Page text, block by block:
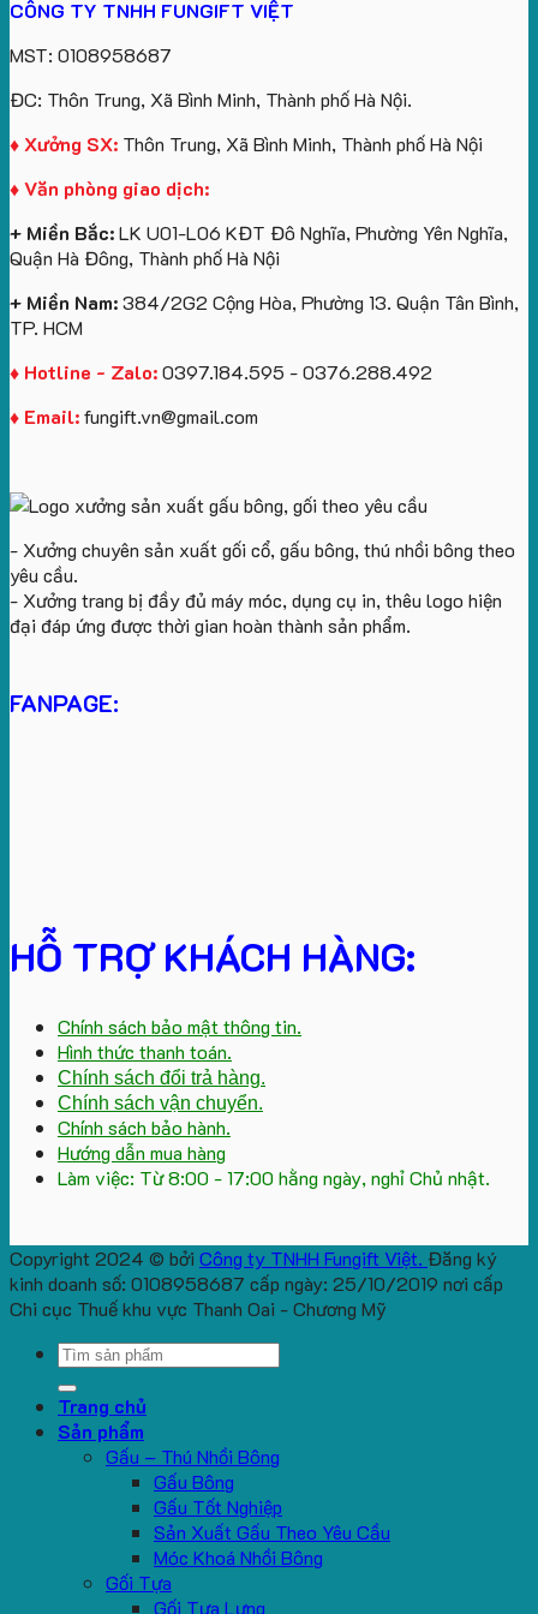
Công
Ty
Lữ
lớn
logo
Trung
số
lượng
lớn
theo
cầu
bông
giấy
in
logo
CÔNG TY TNHH FUNGIFT VIỆT
MST: 0108958687
ĐC: Thôn Trung, Xã Bình Minh, Thành phố Hà Nội.
♦ Xưởng SX: Thôn Trung, Xã Bình Minh, Thành phố Hà Nội
♦ Văn phòng giao dịch:
+ Miền Bắc:LK U01-L06 KĐT Đô Nghĩa, Phường Yên Nghĩa,
Quận Hà Đông, Thành phố Hà Nội
+ Miền Nam:384/2G2 Cộng Hòa, Phường 13. Quận Tân Bình,
TP. HCM
♦ Hotline - Zalo:0397.184.595 - 0376.288.492
♦ Email:fungift.vn@gmail.com
- Xưởng chuyên sản xuất gối cổ, gấu bông, thú nhồi bông theo
yêu cầu.
- Xưởng trang bị đầy đủ máy móc, dụng cụ in, thêu logo hiện
đại đáp ứng được thời gian hoàn thành sản phẩm.
FANPAGE:
HỖ TRỢ KHÁCH HÀNG:
Chính sách bảo mật thông tin.
Hình thức thanh toán.
Chính sách đổi trả hàng.
Chính sách vận chuyển.
Chính sách bảo hành.
Hướng dẫn mua hàng
Làm việc: Từ 8:00 - 17:00 hằng ngày, nghỉ Chủ nhật.
Copyright 2024 © bởi Công ty TNHH Fungift Việt. Đăng ký
kinh doanh số: 0108958687 cấp ngày: 25/10/2019 nơi cấp
Chi cục Thuế khu vực Thanh Oai - Chương Mỹ
Search
Trang chủ
Sản phẩm
Gấu – Thú Nhồi Bông
Gấu Bông
Gấu Tốt Nghiệp
Sản Xuất Gấu Theo Yêu Cầu
Móc Khoá Nhồi Bông
Gối Tựa
Gối Tựa Lưng